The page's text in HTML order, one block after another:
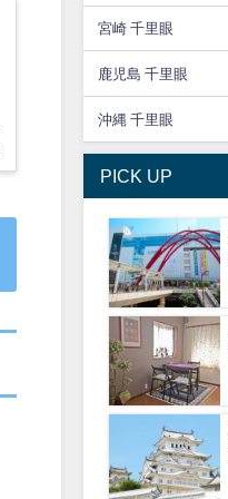
宮崎 千里眼
鹿児島 千里眼
沖縄 千里眼
PICK UP